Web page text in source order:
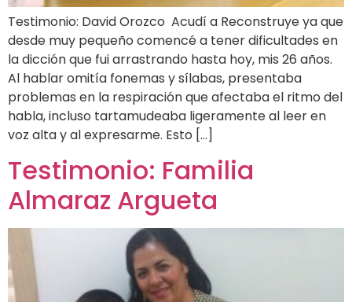
Testimonio: David Orozco Acudí a Reconstruye ya que
desde muy pequeño comencé a tener dificultades en
la dicción que fui arrastrando hasta hoy, mis 26 años.
Al hablar omitía fonemas y sílabas, presentaba
problemas en la respiración que afectaba el ritmo del
habla, incluso tartamudeaba ligeramente al leer en
voz alta y al expresarme. Esto […]
Testimonio: Familia
Almaraz Argueta